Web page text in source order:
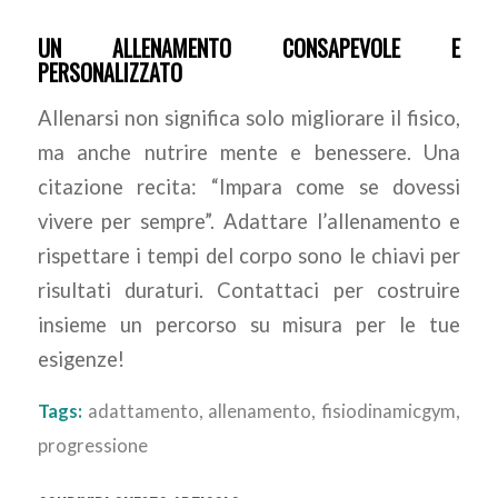
UN ALLENAMENTO CONSAPEVOLE E
PERSONALIZZATO
Allenarsi non significa solo migliorare il fisico,
ma anche nutrire mente e benessere. Una
citazione recita: “Impara come se dovessi
vivere per sempre”. Adattare l’allenamento e
rispettare i tempi del corpo sono le chiavi per
risultati duraturi. Contattaci per costruire
insieme un percorso su misura per le tue
esigenze!
Tags: adattamento, allenamento,fisiodinamicgym,
progressione